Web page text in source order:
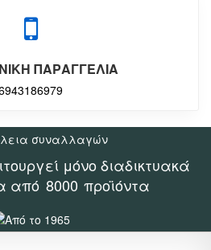
ΠΑΡΑΓΓΕΛΙΑ
μόνο διαδικτυακά
από 8000 προϊόντα